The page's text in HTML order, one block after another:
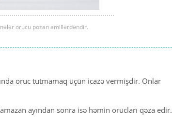
orucu pozan amillərdəndir.
oruc tutmamaq üçün icazə vermişdir. Onlar
ayından sonra isə həmin orucları qəza edir.